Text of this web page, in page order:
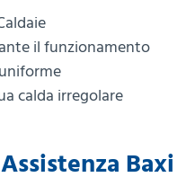
il funzionamento
calda irregolare
Baxi